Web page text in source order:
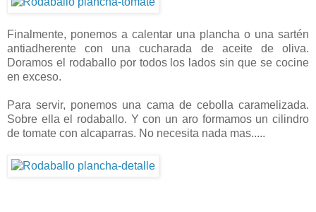
Finalmente, ponemos a calentar una plancha o una sartén
antiadherente con una cucharada de aceite de oliva.
Doramos el rodaballo por todos los lados sin que se cocine
en exceso.
Para servir, ponemos una cama de cebolla caramelizada.
Sobre ella el rodaballo. Y con un aro formamos un cilindro
de tomate con alcaparras. No necesita nada mas.....